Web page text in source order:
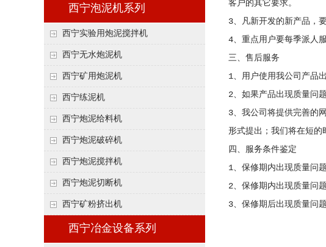
西宁泡泥机系列
西宁实验用炮泥搅拌机
西宁无水炮泥机
西宁矿用炮泥机
西宁练泥机
西宁炮泥给料机
西宁炮泥破碎机
西宁炮泥搅拌机
西宁炮泥切断机
西宁矿粉挤出机
西宁冶金设备系列
客户的其它要求。
3、凡新开发的新产品，
4、重点用户要每季派人
三、售后服务
1、用户使用我公司产品
2、如果产品出现质量问
3、我公司将提供完善的
形式提出；我们将在短的
四、服务条件鉴定
1、保修期内出现质量问
2、保修期内出现质量问
3、保修期后出现质量问